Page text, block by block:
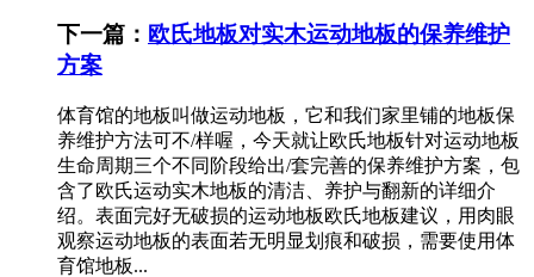
下一篇： 欧氏地板对实木运动地板的保养维护
方案
体育馆的地板叫做运动地板，它和我们家里铺的地板保
养维护方法可不/样喔，今天就让欧氏地板针对运动地板
生命周期三个不同阶段给出/套完善的保养维护方案，包
含了欧氏运动实木地板的清洁、养护与翻新的详细介
绍。表面完好无破损的运动地板欧氏地板建议，用肉眼
观察运动地板的表面若无明显划痕和破损，需要使用体
育馆地板...